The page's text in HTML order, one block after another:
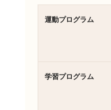
運動プログラム
学習プログラム